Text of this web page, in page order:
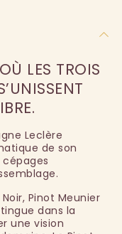
LES TROIS
Leclère
de son
Pinot Meunier
dans la
une vision